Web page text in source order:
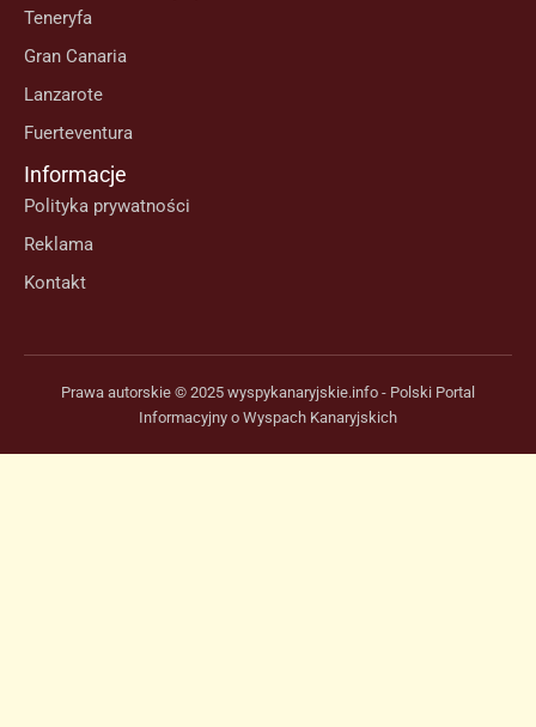
Teneryfa
Gran Canaria
Lanzarote
Fuerteventura
Informacje
Polityka prywatności
Reklama
Kontakt
Prawa autorskie © 2025 wyspykanaryjskie.info - Polski Portal
Informacyjny o Wyspach Kanaryjskich